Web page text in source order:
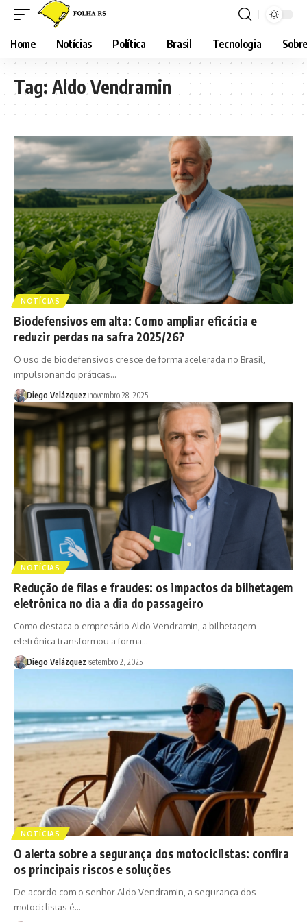
Home Notícias Política Brasil Tecnologia
Tag: Aldo Vendramin
NOTÍCIAS
Biodefensivos em alta: Como ampliar eficácia e
reduzir perdas na safra 2025/26?
O uso de biodefensivos cresce de forma acelerada no Brasil,
impulsionando práticas…
Diego Velázquez novembro 28, 2025
NOTÍCIAS
Redução de filas e fraudes: os impactos da bilhetagem
eletrônica no dia a dia do passageiro
Como destaca o empresário Aldo Vendramin, a bilhetagem
eletrônica transformou a forma…
Diego Velázquez setembro 2, 2025
NOTÍCIAS
O alerta sobre a segurança dos motociclistas: confira
os principais riscos e soluções
De acordo com o senhor Aldo Vendramin, a segurança dos
motociclistas é…